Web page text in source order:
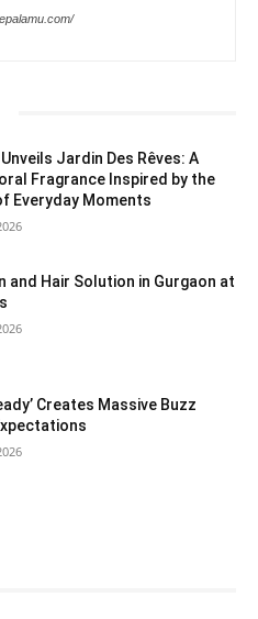
Unveils Jardin Des Rêves: A
Fragrance Inspired by the
Everyday Moments
and Hair Solution in Gurgaon at
Creates Massive Buzz